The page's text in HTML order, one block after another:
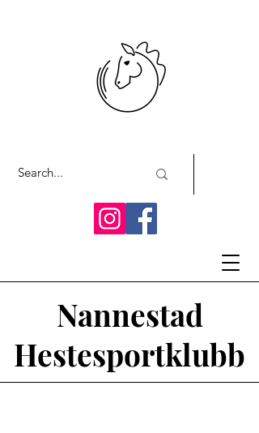
Nannestad
Hestesportklubb